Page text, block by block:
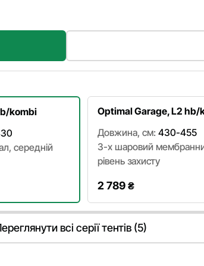
kombi
cередній
Optimal Garage, L2 hb/
Довжина, см: 430-455
3-х шаровий
рівень захисту
2 789 ₴
всі серії тентів (5)